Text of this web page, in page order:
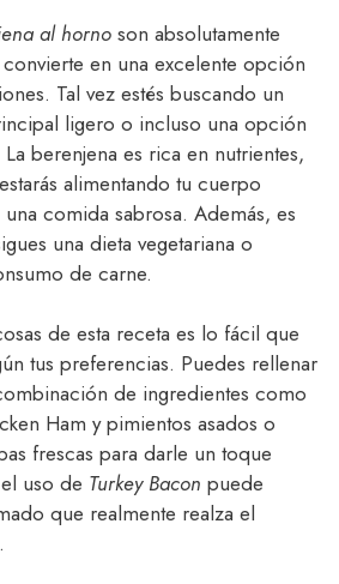
al horno son absolutamente
en una excelente opción
Tal vez estés buscando un
ligero o incluso una opción
berenjena es rica en nutrientes,
alimentando tu cuerpo
comida sabrosa. Además, es
una dieta vegetariana o
de carne.
de esta receta es lo fácil que
tus preferencias. Puedes rellenar
de ingredientes como
Ham y pimientos asados o
frescas para darle un toque
uso de Turkey Bacon puede
que realmente realza el